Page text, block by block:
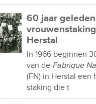
60 jaar
Herstal
In 1966 beginnen
van de Fabrique
(FN) in Herstal een
staking die t